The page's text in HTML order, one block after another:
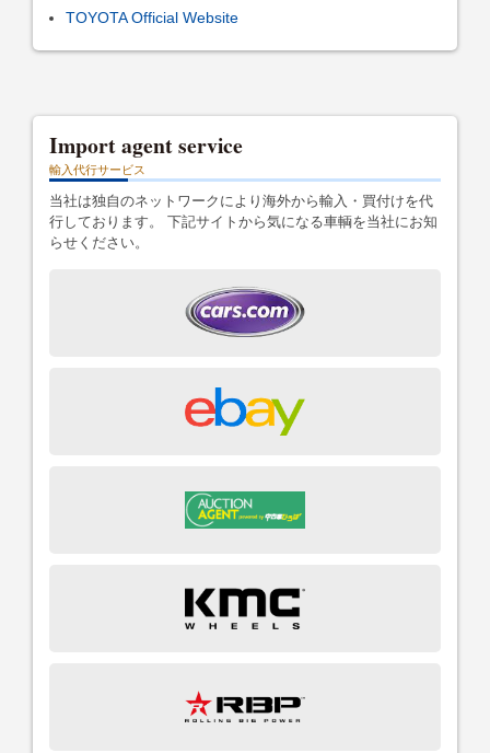
TOYOTA Official Website
Import agent service
輸入代行サービス
当社は独自のネットワークにより海外から輸入・買付けを代
行しております。 下記サイトから気になる車輌を当社にお知
らせください。